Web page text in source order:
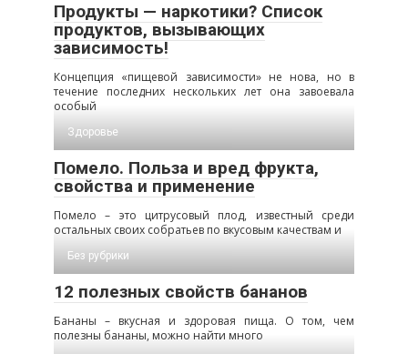
Продукты — наркотики? Список
продуктов, вызывающих
зависимость!
Концепция «пищевой зависимости» не нова, но в
течение последних нескольких лет она завоевала
особый
Здоровье
Помело. Польза и вред фрукта,
свойства и применение
Помело – это цитрусовый плод, известный среди
остальных своих собратьев по вкусовым качествам и
Без рубрики
12 полезных свойств бананов
Бананы – вкусная и здоровая пища. О том, чем
полезны бананы, можно найти много